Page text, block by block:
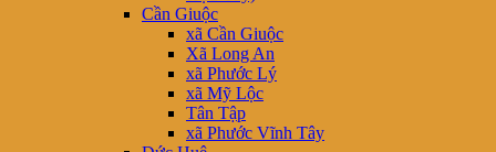
Cần Giuộc
xã Cần Giuộc
Xã Long An
xã Phước Lý
xã Mỹ Lộc
Tân Tập
xã Phước Vĩnh Tây